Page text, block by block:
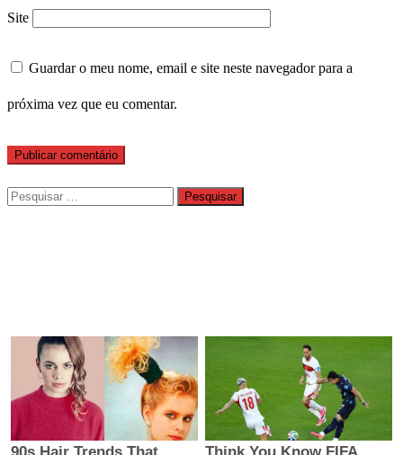
Site
Guardar o meu nome, email e site neste navegador para a
próxima vez que eu comentar.
Pesquisar
por: